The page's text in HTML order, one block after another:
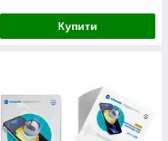
Купити